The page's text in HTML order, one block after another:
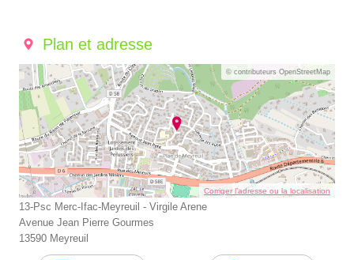
Plan et adresse
© contributeurs OpenStreetMap
Corriger l’adresse ou la localisation
13-Psc Merc-Ifac-Meyreuil - Virgile Arene
Avenue Jean Pierre Gourmes
13590 Meyreuil